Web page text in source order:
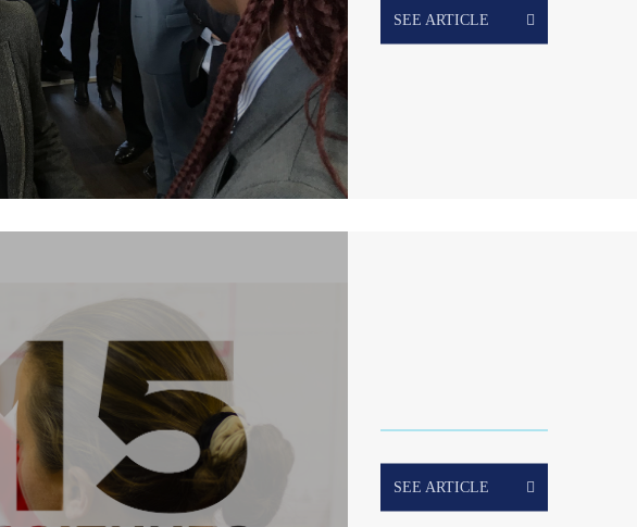
SEE ARTICLE
SEE ARTICLE